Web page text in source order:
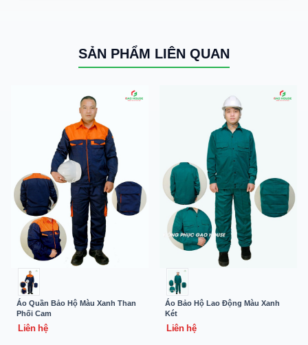
SẢN PHẨM LIÊN QUAN
Áo Quần Bảo Hộ Màu Xanh Than
Phối Cam
Liên hệ
Áo Bảo Hộ Lao Động Màu Xanh
Két
Liên hệ